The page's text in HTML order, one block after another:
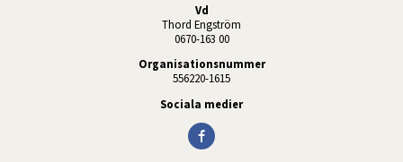
Vd
Thord Engström
0670-163 00
Organisationsnummer
556220-1615
Sociala medier